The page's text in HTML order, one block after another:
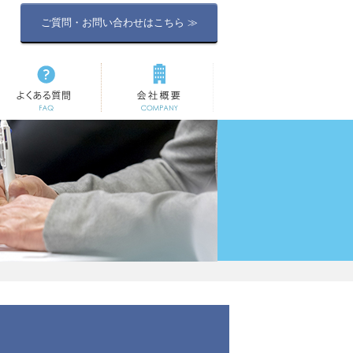
ご質問・お問い合わせはこちら ≫
よくある質問 会社概要